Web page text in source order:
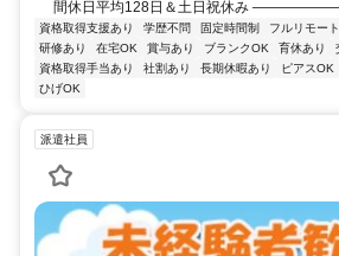
間休日平均128日＆土日祝休み
資格取得支援あり 学歴不問 固定時間制 フルリモート
研修あり
在宅OK 賞与あり ブランクOK 育休あり
資格取得手当あり
社割あり 長期休暇あり ピアスOK
ひげOK
派遣社員